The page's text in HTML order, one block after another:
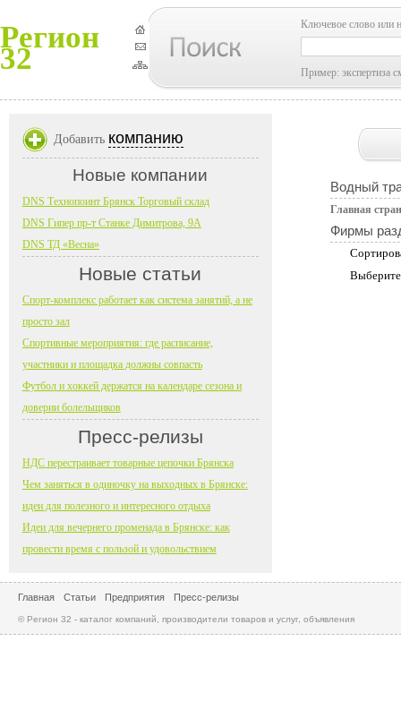
Регион
32
Ключевое слово или
Пример: экспертиза
Водный
Главная
Фирмы
Добавить компанию
Новые компании
DNS Технопоинт Брянск Торговый склад
DNS Гипер пр-т Станке Димитрова, 9А
DNS ТД «Весна»
Новые статьи
Спорт-комплекс работает как система занятий, а не
просто зал
Спортивные мероприятия: где расписание,
участники и площадка должны совпасть
Футбол и хоккей держатся на календаре сезона и
доверии болельщиков
Пресс-релизы
НДС перестраивает товарные цепочки Брянска
Чем заняться в одиночку на выходных в Брянске:
идеи для полезного и интересного отдыха
Идеи для вечернего променада в Брянске: как
провести время с пользой и удовольствием
Главная Статьи Предприятия Пресс-релизы
© Регион 32 - каталог компаний, производители товаров и услуг, объявления